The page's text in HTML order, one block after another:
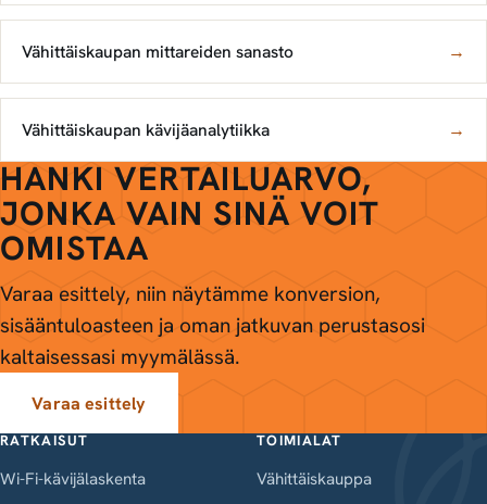
Vähittäiskaupan mittareiden sanasto →
Vähittäiskaupan kävijäanalytiikka →
HANKI VERTAILUARVO,
JONKA VAIN SINÄ VOIT
OMISTAA
Varaa esittely, niin näytämme konversion,
sisääntuloasteen ja oman jatkuvan perustasosi
kaltaisessasi myymälässä.
Varaa esittely
RATKAISUT
Wi-Fi-kävijälaskenta
TOIMIALAT
Vähittäiskauppa